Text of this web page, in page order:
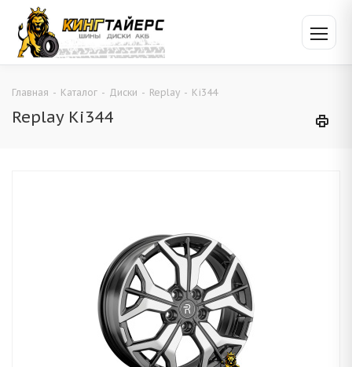
Главная - Каталог - Диски - Replay - Ki344
Replay Ki344